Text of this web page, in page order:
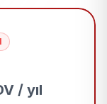
/ yıl